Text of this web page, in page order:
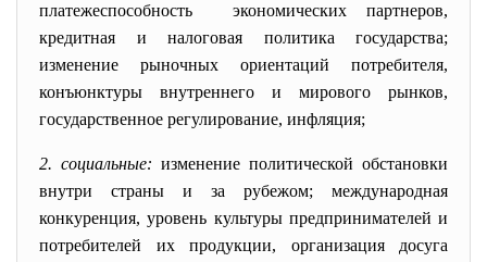
платежеспособность экономических партнеров,
кредитная и налоговая политика государства;
изменение рыночных ориентаций потребителя,
конъюнктуры внутреннего и мирового рынков,
государственное регулирование, инфляция;
2. социальные: изменение политической обстановки
внутри страны и за рубежом; международная
конкуренция, уровень культуры предпринимателей и
потребителей их продукции, организация досуга